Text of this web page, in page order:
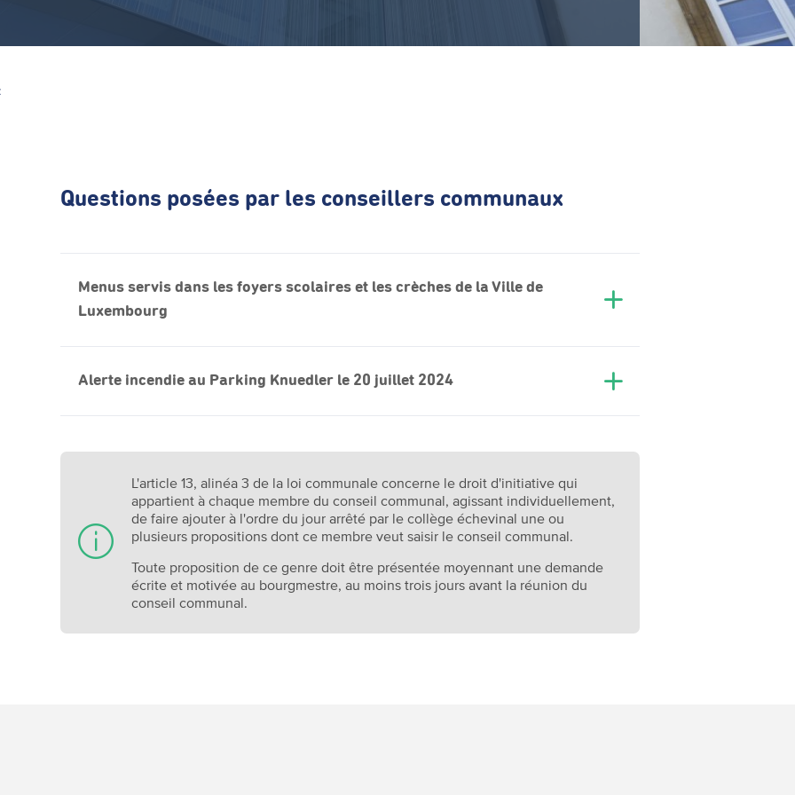
Questions posées par les conseillers communaux
Menus servis dans les foyers scolaires et les crèches de la Ville de
Luxembourg
Alerte incendie au Parking Knuedler le 20 juillet 2024
L'article 13, alinéa 3 de la loi communale concerne le droit d'initiative qui
appartient à chaque membre du conseil communal, agissant individuellement,
de faire ajouter à l'ordre du jour arrêté par le collège échevinal une ou
plusieurs propositions dont ce membre veut saisir le conseil communal.
Toute proposition de ce genre doit être présentée moyennant une demande
écrite et motivée au bourgmestre, au moins trois jours avant la réunion du
conseil communal.